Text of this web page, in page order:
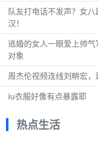
队友打电话不发声？女
汉！
逃婚的女人一眼爱上帅
对象
周杰伦视频连线刘畊宏
iu衣服好像有点暴露耶
热点生活